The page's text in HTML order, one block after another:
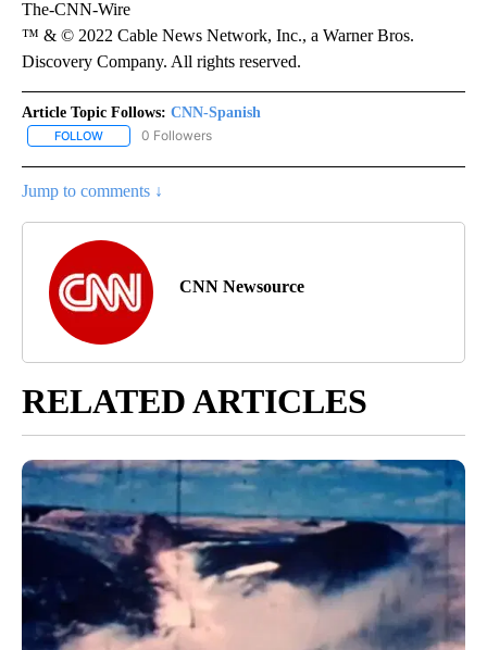
The-CNN-Wire
™ & © 2022 Cable News Network, Inc., a Warner Bros.
Discovery Company. All rights reserved.
Article Topic Follows: CNN-Spanish
FOLLOW FOLLOW "CNN-SPANISH" TO RECEIVE NOTIFICATIONS ABOUT
0 Followers
Jump to comments ↓
CNN Newsource
RELATED ARTICLES